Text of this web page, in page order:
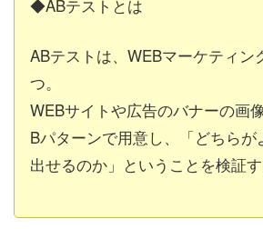
◆ABテストとは
ABテストは、WEBマーケティン
つ。
WEBサイトや広告のバナーの画
Bパターンで用意し、「どちらが
出せるのか」ということを検証す